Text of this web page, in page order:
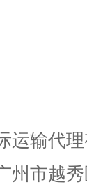
运输代理
州市越